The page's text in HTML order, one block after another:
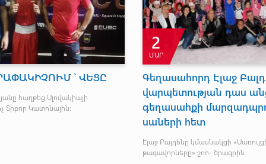
3
ԱՊՐ
ԵՐԻՏԱՍԱՐԴԱԿԱՆԸ ԻՐԵՆԸ
ԱՐԵՑ
Մեր պատվիրակները պարզապես հիացրին իրենց
վստահ և կայուն մրցելույթներով:
.
Նա